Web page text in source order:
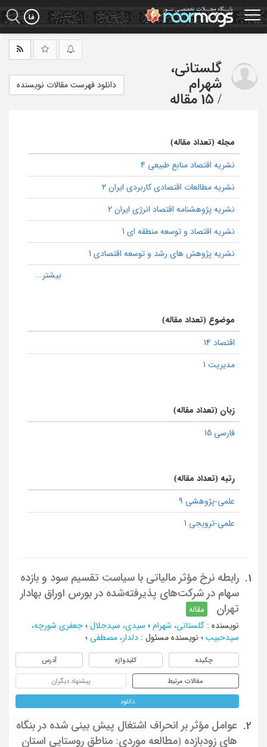
Skip
to
main
گلستانی،
شهرام
/ 15 مقاله
دانلود فهرست مقالات نویسنده
مجله (تعداد مقاله)
نشریه اقتصاد منابع طبیعی 4
نشریه مطالعات اقتصادی کاربردی ایران 2
نشریه پژوهشنامه اقتصاد انرژی ایران 2
نشریه اقتصاد و توسعه منطقه ای 1
نشریه پژوهش های رشد و توسعه اقتصادی 1
موضوع (تعداد مقاله)
اقتصاد 14
مدیریت 1
زبان (تعداد مقاله)
فارسی 15
رتبه (تعداد مقاله)
علمی-پژوهشی 9
علمی-ترویجی 1
1.
رابطه نرخ مؤثر مالیاتی با سیاست تقسیم سود و بازده‌
سهام در شرکت‌های پذیرفته‌شده در بورس اوراق بهادار
تهران
مقاله
نویسنده : گلستانی، شهرام ؛ سیدی، سیدجلال ؛ جعفری‌ شورچه،
سیدحبیب ؛ نویسنده مسئول : دلدار، مصطفی ؛
چکیده کلیدواژه آدرس
مقالات مرتبط پیشنهاد دیگران
دانلود
2.
عوامل مؤثر بر انحراف اشتغال پیش بینی شده در بنگاه
های زودبازده (مطالعه موردی: مناطق روستایی استان